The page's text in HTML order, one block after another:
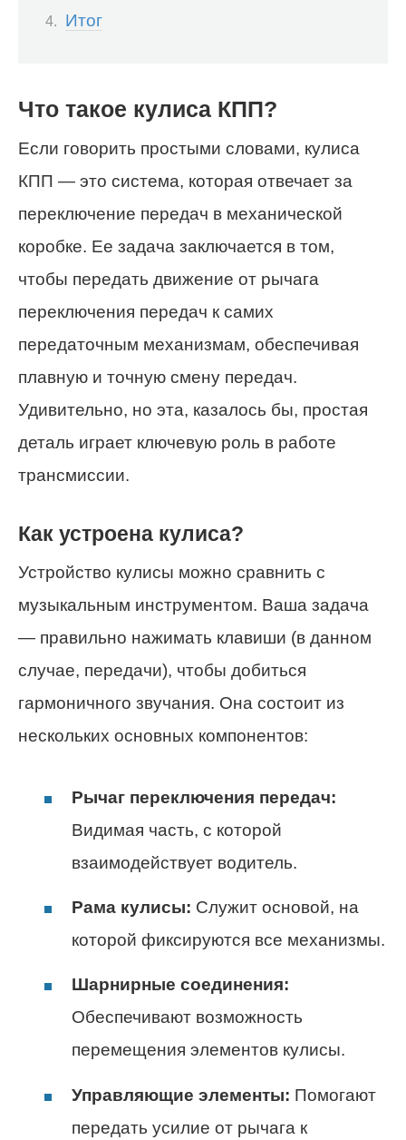
Итог
Что такое кулиса КПП?
Если говорить простыми словами, кулиса
КПП — это система, которая отвечает за
переключение передач в механической
коробке. Ее задача заключается в том,
чтобы передать движение от рычага
переключения передач к самих
передаточным механизмам, обеспечивая
плавную и точную смену передач.
Удивительно, но эта, казалось бы, простая
деталь играет ключевую роль в работе
трансмиссии.
Как устроена кулиса?
Устройство кулисы можно сравнить с
музыкальным инструментом. Ваша задача
— правильно нажимать клавиши (в данном
случае, передачи), чтобы добиться
гармоничного звучания. Она состоит из
нескольких основных компонентов:
Рычаг переключения передач:
Видимая часть, с которой
взаимодействует водитель.
Рама кулисы: Служит основой, на
которой фиксируются все механизмы.
Шарнирные соединения:
Обеспечивают возможность
перемещения элементов кулисы.
Управляющие элементы: Помогают
передать усилие от рычага к